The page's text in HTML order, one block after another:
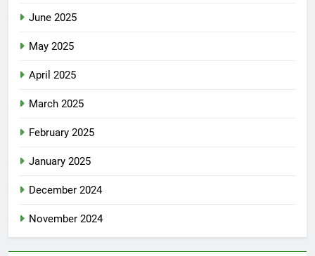
June 2025
May 2025
April 2025
March 2025
February 2025
January 2025
December 2024
November 2024